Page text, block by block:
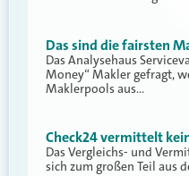
Das sind die fairsten
Das Analysehaus
Money“ Makler gefragt,
Maklerpools aus…
Check24 vermittelt
Das Vergleichs- und
sich zum großen Teil aus